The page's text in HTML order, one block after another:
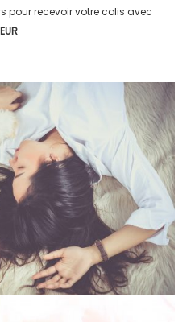
pour recevoir votre colis avec